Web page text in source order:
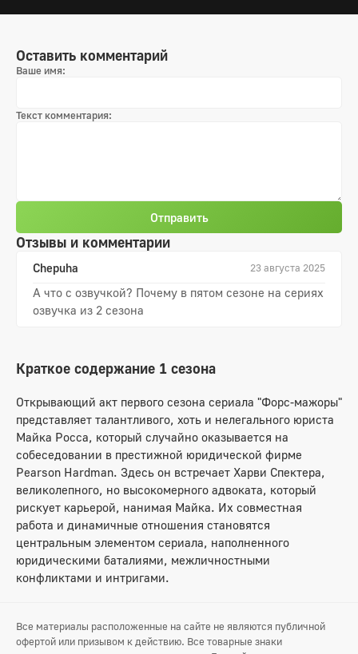
Отзывы и комментарии
Chepuha 23 августа 2025
А что с озвучкой? Почему в пятом сезоне на сериях
озвучка из 2 сезона
Оставить комментарий
Ваше имя:
Текст комментария:
Отправить
Краткое содержание 1 сезона
Открывающий акт первого сезона сериала "Форс-мажоры"
представляет талантливого, хоть и нелегального юриста
Майка Росса, который случайно оказывается на
собеседовании в престижной юридической фирме
Pearson Hardman. Здесь он встречает Харви Спектера,
великолепного, но высокомерного адвоката, который
рискует карьерой, нанимая Майка. Их совместная
работа и динамичные отношения становятся
центральным элементом сериала, наполненного
юридическими баталиями, межличностными
конфликтами и интригами.
Все материалы расположенные на сайте не являются публичной
офертой или призывом к действию. Все товарные знаки